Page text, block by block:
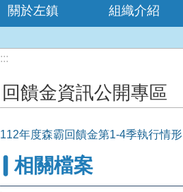
關於左鎮 組織介紹
:::
回饋金資訊公開專區
112年度森霸回饋金第1-4季執行情形
相關檔案